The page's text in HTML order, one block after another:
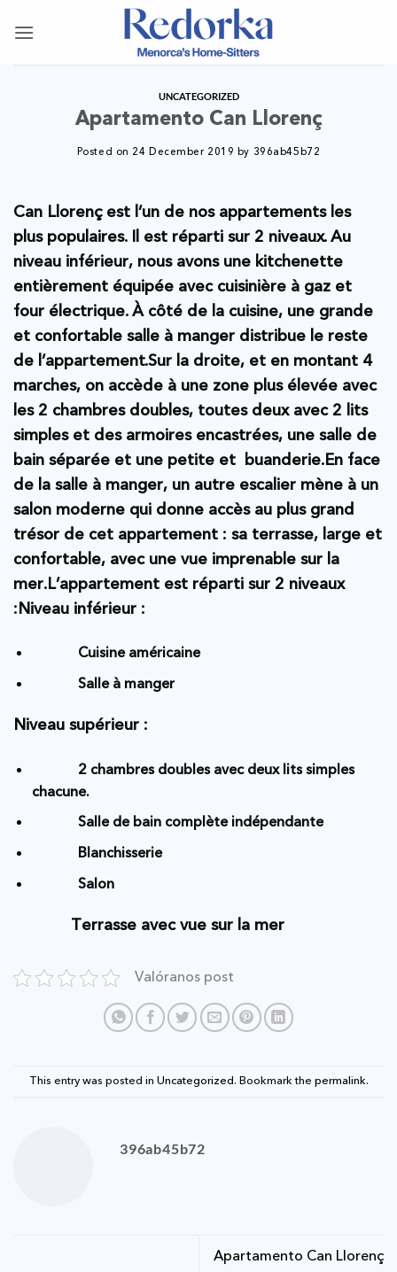
UNCATEGORIZED
Apartamento Can Llorenç
Posted on 24 December 2019 by 396ab45b72
Can Llorenç est l’un de nos appartements les
plus populaires. Il est réparti sur 2 niveaux. Au
niveau inférieur, nous avons une kitchenette
entièrement équipée avec cuisinière à gaz et
four électrique. À côté de la cuisine, une grande
et confortable salle à manger distribue le reste
de l’appartement.Sur la droite, et en montant 4
marches, on accède à une zone plus élevée avec
les 2 chambres doubles, toutes deux avec 2 lits
simples et des armoires encastrées, une salle de
bain séparée et une petite et buanderie.En face
de la salle à manger, un autre escalier mène à un
salon moderne qui donne accès au plus grand
trésor de cet appartement : sa terrasse, large et
confortable, avec une vue imprenable sur la
mer.L’appartement est réparti sur 2 niveaux
:Niveau inférieur :
Cuisine américaine
Salle à manger
Niveau supérieur :
2 chambres doubles avec deux lits simples
chacune.
Salle de bain complète indépendante
Blanchisserie
Salon
Terrasse avec vue sur la mer
Valóranos post
This entry was posted in Uncategorized. Bookmark the permalink.
396ab45b72
Apartamento Can Llorenç